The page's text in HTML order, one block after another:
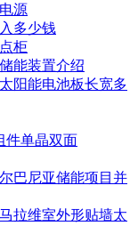
源
多少钱
柜
能装置介绍
阳能电池板长宽多
件单晶双面
巴尼亚储能项目并
马拉维室外形贴墙太